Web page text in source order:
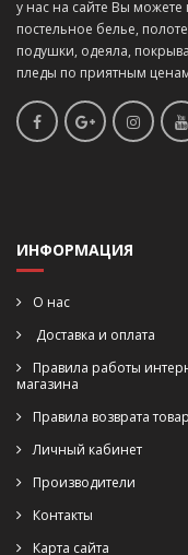
у нас на сайте Вы можете
постельное белье,
подушки, одеяла,
пледы по приятным
ИНФОРМАЦИЯ
О нас
Доставка и оплата
Правила работы
магазина
Правила возврата
Личный кабинет
Производители
Контакты
Карта сайта